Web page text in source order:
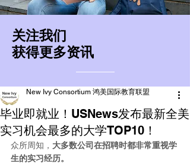
​关注我们
获得更多资讯
毕业即就业！USNews发布最新全美
实习机会最多的大学TOP10！
New Ivy Consortium 鸿美国际教育联盟
众所周知， 大多数公司在招聘时都非常重视学
生的实习经历。